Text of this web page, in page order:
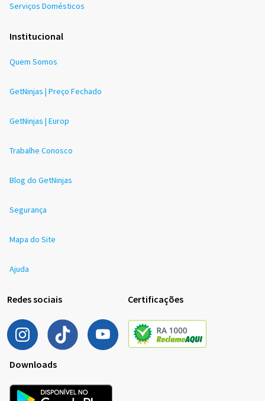
Serviços Domésticos
Institucional
Quem Somos
GetNinjas | Preço Fechado
GetNinjas | Europ
Trabalhe Conosco
Blog do GetNinjas
Segurança
Mapa do Site
Ajuda
Redes sociais Certificações
Downloads